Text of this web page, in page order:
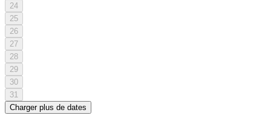
24
25
26
27
28
29
30
31
Charger plus de dates